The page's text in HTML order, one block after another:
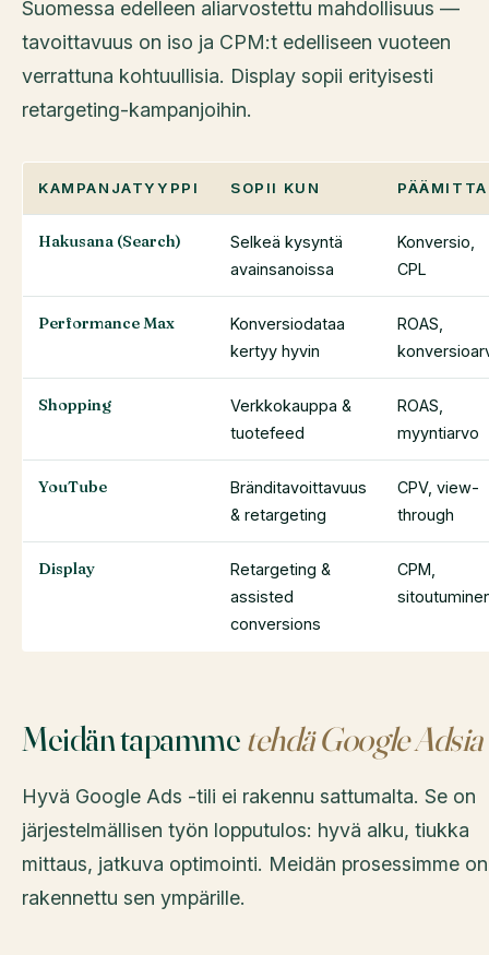
Suomessa edelleen aliarvostettu mahdollisuus —
tavoittavuus on iso ja CPM:t edelliseen vuoteen
verrattuna kohtuullisia. Display sopii erityisesti
retargeting-kampanjoihin.
KAMPANJATYYPPI SOPII KUN
Hakusana (Search)
Selkeä kysyntä
avainsanoissa
Konversio,
CPL
Performance Max
Konversiodataa
kertyy hyvin
ROAS,
Shopping
Verkkokauppa &
tuotefeed
ROAS,
myyntiarvo
YouTube
Bränditavoittavuus
& retargeting
CPV, view-
through
Display
Retargeting &
assisted
conversions
CPM,
Meidän tapammetehdä Google Adsia
Hyvä Google Ads -tili ei rakennu sattumalta. Se on
järjestelmällisen työn lopputulos: hyvä alku, tiukka
mittaus, jatkuva optimointi. Meidän prosessimme on
rakennettu sen ympärille.